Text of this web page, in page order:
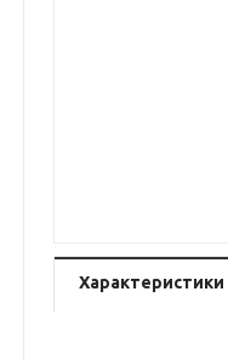
Характеристики